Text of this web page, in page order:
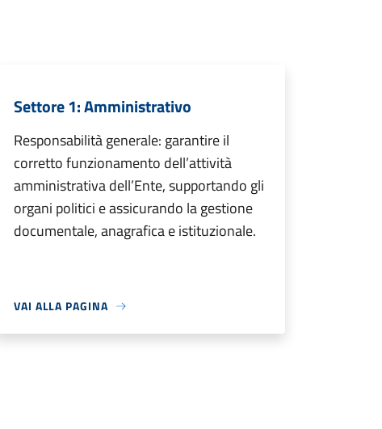
Settore 1: Amministrativo
Responsabilità generale: garantire il
corretto funzionamento dell’attività
amministrativa dell’Ente, supportando gli
organi politici e assicurando la gestione
documentale, anagrafica e istituzionale.
VAI ALLA PAGINA